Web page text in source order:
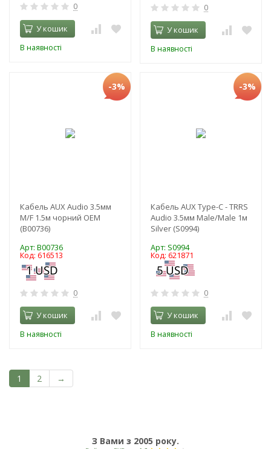
0
У кошик
В наявності
0
У кошик
В наявності
-3%
Кабель AUX Audio 3.5мм
M/F 1.5м чорний OEM
(B00736)
Арт: B00736
Код: 616513
0
У кошик
В наявності
-3%
Кабель AUX Type-C - TRRS
Audio 3.5мм Male/Male 1м
Silver (S0994)
Арт: S0994
Код: 621871
0
У кошик
В наявності
1 2 →
З Вами з 2005 року.